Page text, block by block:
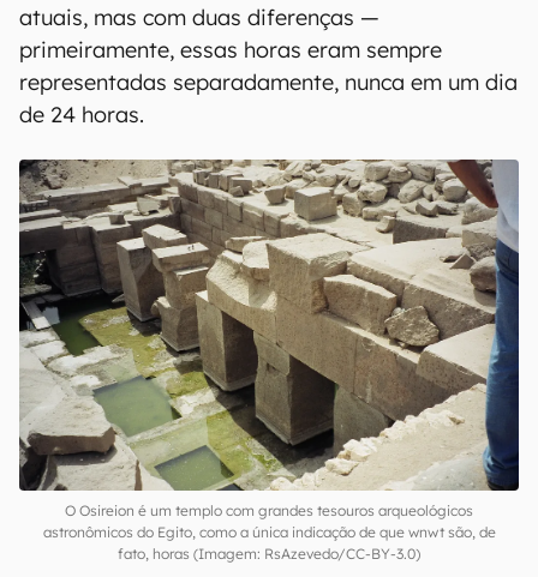
atuais, mas com duas diferenças —
primeiramente, essas horas eram sempre
representadas separadamente, nunca em um dia
de 24 horas.
O Osireion é um templo com grandes tesouros arqueológicos
astronômicos do Egito, como a única indicação de que wnwt são, de
fato, horas (Imagem: RsAzevedo/CC-BY-3.0)